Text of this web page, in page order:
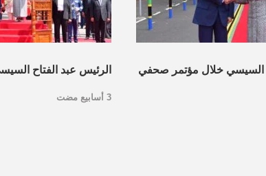
السيسي خلال مؤتمر صحفي الرئيس عبد الفتاح
3 أسابيع مضت